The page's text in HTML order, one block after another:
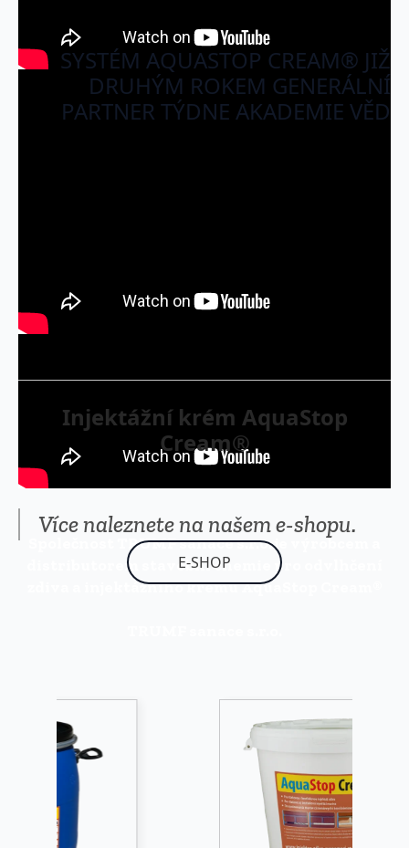
Společnost TRUMF sanace s.r.o. je výrobcem a
distributorem stavební chemie pro odvlhčení
zdiva a injektážního krému AquaStop Cream®
SYSTÉM AQUASTOP CREAM® JIŽ
DRUHÝM ROKEM GENERÁLNÍ
PARTNER TÝDNE AKADEMIE VĚD
Injektážní krém AquaStop
Cream®
Více naleznete na našem e-shopu.
E-SHOP